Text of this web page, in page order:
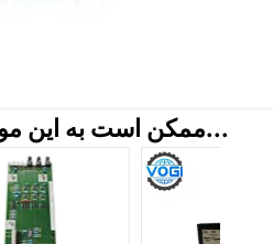
ممکن است به این موارد نیز علاقه‌مند باشید...